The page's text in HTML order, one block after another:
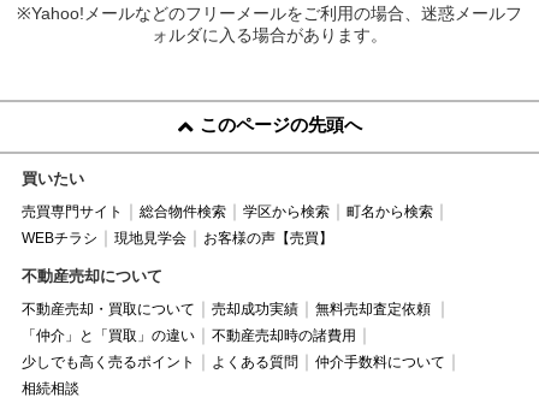
※Yahoo!メールなどのフリーメールをご利用の場合、迷惑メールフ
ォルダに入る場合があります。
このページの先頭へ
買いたい
売買専門サイト 総合物件検索 学区から検索
町名から検索
WEBチラシ
現地見学会 お客様の声【売買】
不動産売却について
不動産売却・買取について 売却成功実績
無料売却査定依頼
「仲介」と「買取」の違い
不動産売却時の諸費用
少しでも高く売るポイント
よくある質問
仲介手数料について
相続相談